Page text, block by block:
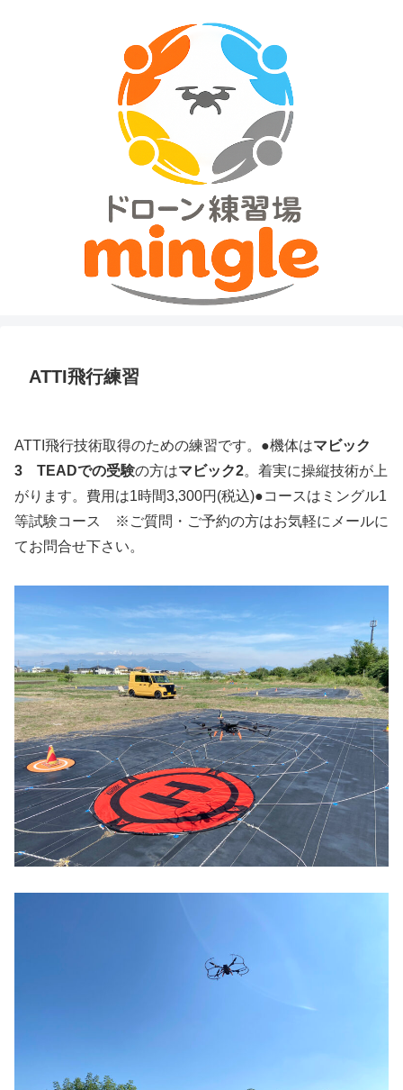
ATTI飛行練習
ATTI飛行技術取得のための練習です。●機体はマビック
3 TEADでの受験の方はマビック2。着実に操縦技術が上
がります。費用は1時間3,300円(税込)●コースはミングル1
等試験コース ※ご質問・ご予約の方はお気軽にメールに
てお問合せ下さい。